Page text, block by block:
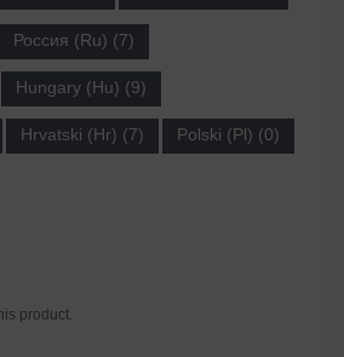
Россия (Ru) (7)
Hungary (Hu) (9)
Hrvatski (Hr) (7) Polski (Pl) (0)
product.